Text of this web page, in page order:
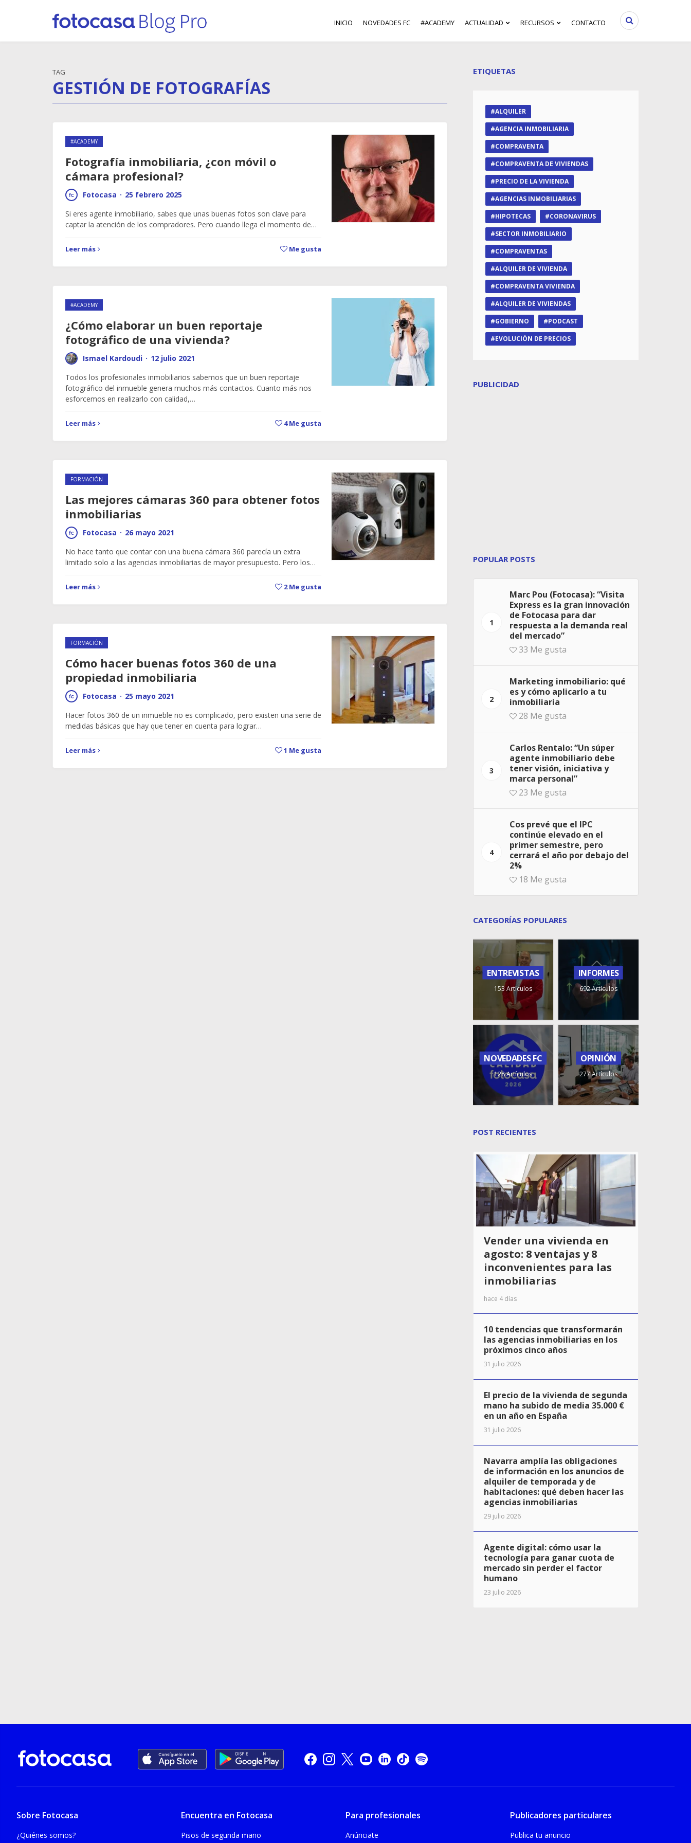
INICIO NOVEDADES FC #ACADEMY ACTUALIDAD RECURSOS CONTACTO
TAG
GESTIÓN DE FOTOGRAFÍAS
#ACADEMY
Fotografía inmobiliaria, ¿con móvil o
cámara profesional?
Fotocasa · 25 febrero 2025
Si eres agente inmobiliario, sabes que unas buenas fotos son clave para
captar la atención de los compradores. Pero cuando llega el momento de…
Leer más Me gusta
#ACADEMY
¿Cómo elaborar un buen reportaje
fotográfico de una vivienda?
Ismael Kardoudi · 12 julio 2021
Todos los profesionales inmobiliarios sabemos que un buen reportaje
fotográfico del inmueble genera muchos más contactos. Cuanto más nos
esforcemos en realizarlo con calidad,…
Leer más 4Me gusta
FORMACIÓN
Las mejores cámaras 360 para obtener fotos
inmobiliarias
Fotocasa · 26 mayo 2021
No hace tanto que contar con una buena cámara 360 parecía un extra
limitado solo a las agencias inmobiliarias de mayor presupuesto. Pero los…
Leer más 2Me gusta
FORMACIÓN
Cómo hacer buenas fotos 360 de una
propiedad inmobiliaria
Fotocasa · 25 mayo 2021
Hacer fotos 360 de un inmueble no es complicado, pero existen una serie de
medidas básicas que hay que tener en cuenta para lograr…
Leer más 1 Me gusta
ETIQUETAS
ALQUILER
AGENCIA INMOBILIARIA
COMPRAVENTA
COMPRAVENTA DE VIVIENDAS
PRECIO DE LA VIVIENDA
AGENCIAS INMOBILIARIAS
HIPOTECAS
CORONAVIRUS
SECTOR INMOBILIARIO
COMPRAVENTAS
ALQUILER DE VIVIENDA
COMPRAVENTA VIVIENDA
ALQUILER DE VIVIENDAS
GOBIERNO
PODCAST
EVOLUCIÓN DE PRECIOS
PUBLICIDAD
POPULAR POSTS
1
Marc Pou (Fotocasa): “Visita
Express es la gran innovación
de Fotocasa para dar
respuesta a la demanda real
del mercado”
33 Me gusta
2
Marketing inmobiliario: qué
es y cómo aplicarlo a tu
inmobiliaria
28 Me gusta
3
Carlos Rentalo: “Un súper
agente inmobiliario debe
tener visión, iniciativa y
marca personal”
23 Me gusta
4
Cos prevé que el IPC
continúe elevado en el
primer semestre, pero
cerrará el año por debajo del
2%
18 Me gusta
CATEGORÍAS POPULARES
ENTREVISTAS
153 Artículos
INFORMES
692 Artículos
NOVEDADES FC
128 Artículos
OPINIÓN
277 Artículos
POST RECIENTES
Vender una vivienda en
agosto: 8 ventajas y 8
inconvenientes para las
inmobiliarias
hace 4 días
10 tendencias que transformarán
las agencias inmobiliarias en los
próximos cinco años
31 julio 2026
El precio de la vivienda de segunda
mano ha subido de media 35.000 €
en un año en España
31 julio 2026
Navarra amplía las obligaciones
de información en los anuncios de
alquiler de temporada y de
habitaciones: qué deben hacer las
agencias inmobiliarias
29 julio 2026
Agente digital: cómo usar la
tecnología para ganar cuota de
mercado sin perder el factor
humano
23 julio 2026
Sobre Fotocasa
¿Quiénes somos?
Encuentra en Fotocasa
Pisos de segunda mano
Para profesionales
Anúnciate
Publicadores particulares
Publica tu anuncio